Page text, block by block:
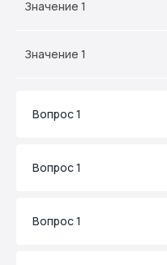
Значение 1
Значение 1
Вопрос 1
Вопрос 1
Вопрос 1